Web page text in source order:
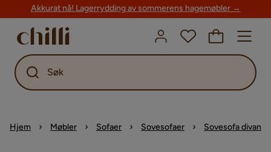
Akkurat nå! Lagerrydding av sommerens hagemøbler →
Søk
Hjem Møbler Sofaer Sovesofaer Sovesofa divan